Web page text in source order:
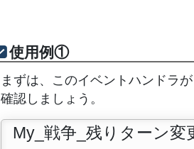
使用例①
まずは、このイベントハンドラ
確認しましょう。
My_戦争_残りターン